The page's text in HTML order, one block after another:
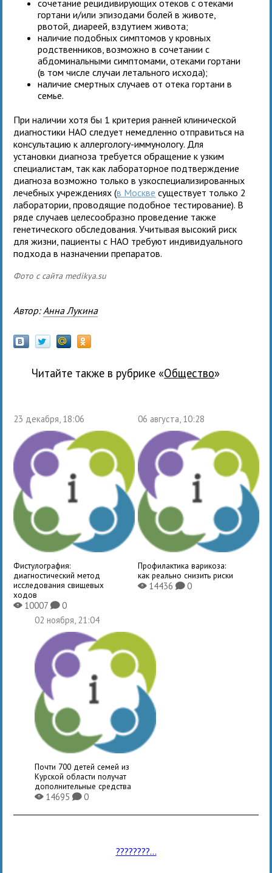
сочетание рецидивирующих отеков с отеками
гортани и/или эпизодами болей в животе,
рвотой, диареей, вздутием живота;
наличие подобных симптомов у кровных
родственников, возможно в сочетании с
абдоминальными симптомами, отеками гортани
(в том числе случаи летального исхода);
наличие смертных случаев от отека гортани в
семье.
При наличии хотя бы 1 критерия ранней клинической
диагностики НАО следует немедленно отправиться на
консультацию к аллергологу-иммунологу. Для
установки диагноза требуется обращение к узким
специалистам, так как лабораторное подтверждение
диагноза возможно только в узкоспециализированных
лечебных учреждениях (в Москве существует только 2
лаборатории, проводящие подобное тестирование). В
ряде случаев целесообразно проведение также
генетического обследования. Учитывая высокий риск
для жизни, пациенты с НАО требуют индивидуального
подхода в назначении препаратов.
Фото с сайта medikya.su
Автор: Анна Лукина
Читайте также в рубрике « общество»
23 декабря, 18:06
Фистулография:
диагностический метод
исследования свищевых
ходов
X10007K0
06 августа, 10:28
Профилактика варикоза:
как реально снизить риски
X14436 K0
02 ноября, 21:04
Почти 700 детей семей из
Курской области получат
дополнительные средства
X14695K0
????????...